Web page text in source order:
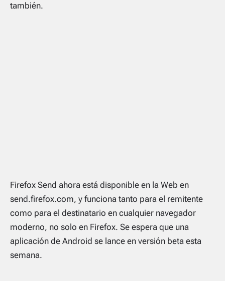
también.
Firefox Send ahora está disponible en la Web en
send.firefox.com, y funciona tanto para el remitente
como para el destinatario en cualquier navegador
moderno, no solo en Firefox. Se espera que una
aplicación de Android se lance en versión beta esta
semana.